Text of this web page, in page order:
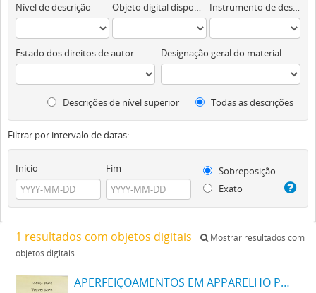
Nível de descrição Objeto digital disponível Instrumento de descrição documental
Estado dos direitos de autor Designação geral do material
Descrições de nível superior Todas as descrições
Filtrar por intervalo de datas:
Início Fim
Sobreposição
Exato
1 resultados com objetos digitais
Mostrar resultados com
objetos digitais
APERFEIÇOAMENTOS EM APPARELHO PARA DESCARGA DE ELECTRONOS